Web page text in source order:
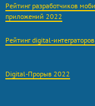
Рейтинг разработчиков
приложений 2022
Рейтинг digital-
Digital-Прорыв 2022